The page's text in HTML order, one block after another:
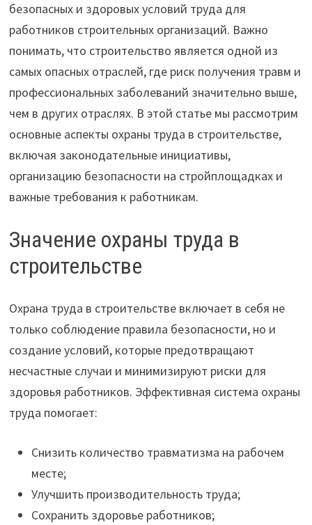
безопасных и здоровых условий труда для
работников строительных организаций. Важно
понимать, что строительство является одной из
самых опасных отраслей, где риск получения травм и
профессиональных заболеваний значительно выше,
чем в других отраслях. В этой статье мы рассмотрим
основные аспекты охраны труда в строительстве,
включая законодательные инициативы,
организацию безопасности на стройплощадках и
важные требования к работникам.
Значение охраны труда в
строительстве
Охрана труда в строительстве включает в себя не
только соблюдение правила безопасности, но и
создание условий, которые предотвращают
несчастные случаи и минимизируют риски для
здоровья работников. Эффективная система охраны
труда помогает:
Снизить количество травматизма на рабочем
месте;
Улучшить производительность труда;
Сохранить здоровье работников;